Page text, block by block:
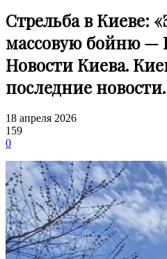
Стрельба в Киеве:
массовую бойню —
Новости Киева.
последние
18 апреля 2026
159
0